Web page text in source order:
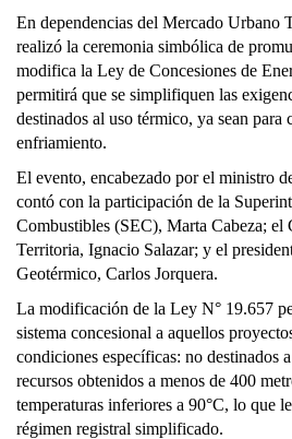
En dependencias del Mercado Urbano
realizó la ceremonia simbólica de
modifica la Ley de Concesiones de
permitirá que se simplifiquen las
destinados al uso térmico, ya sean para
enfriamiento.
El evento, encabezado por el ministro
contó con la participación de la
Combustibles (SEC), Marta Cabeza; el
Territoria, Ignacio Salazar; y el
Geotérmico, Carlos Jorquera.
La modificación de la Ley N° 19.657
sistema concesional a aquellos
condiciones específicas: no destinados
recursos obtenidos a menos de 400
temperaturas inferiores a 90°C, lo que
régimen registral simplificado.